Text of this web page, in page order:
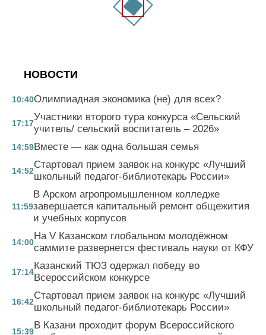
НОВОСТИ
10:40Олимпиадная экономика (не) для всех?
17:17
Участники второго тура конкурса «Сельский
учитель/ сельский воспитатель – 2026»
14:59Вместе — как одна большая семья
14:52
Стартовал прием заявок на конкурс «Лучший
школьный педагог-библиотекарь России»
11:59
В Арском агропромышленном колледже
завершается капитальный ремонт общежития
и учебных корпусов
14:00
На V Казанском глобальном молодёжном
саммите развернется фестиваль науки от КФУ
17:14
Казанский ТЮЗ одержал победу во
Всероссийском конкурсе
16:42
Стартовал прием заявок на конкурс «Лучший
школьный педагог-библиотекарь России»
15:39
В Казани проходит форум Всероссийского